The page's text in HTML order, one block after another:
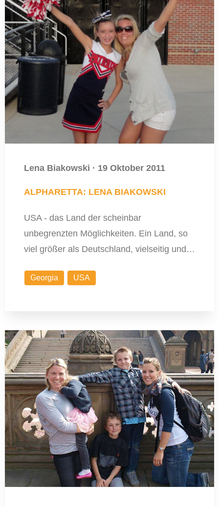
Lena Biakowski · 19 Oktober 2011
ALPHARETTA: LENA BIAKOWSKI
USA - das Land der scheinbar
unbegrenzten Möglichkeiten. Ein Land, so
viel größer als Deutschland, vielseitig und…
Georgia USA